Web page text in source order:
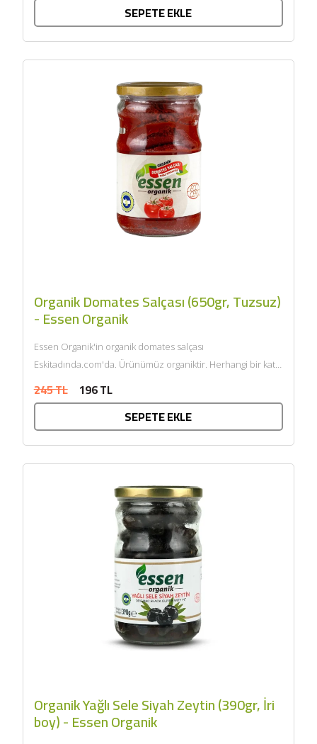
SEPETE EKLE
Organik Domates Salçası (650gr, Tuzsuz)
- Essen Organik
Essen Organik'in organik domates salçası
Eskitadında.com'da. Ürünümüz organiktir. Herhangi bir katkı
onaylıdır. ECOCERT...
245 TL 196 TL
SEPETE EKLE
Organik Yağlı Sele Siyah Zeytin (390gr, İri
boy) - Essen Organik